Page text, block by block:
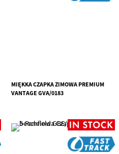
MIĘKKA CZAPKA ZIMOWA PREMIUM
VANTAGE GVA/0183